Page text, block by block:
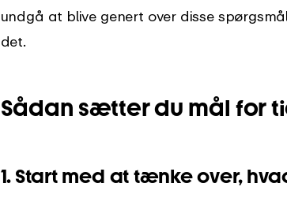
undgå at blive genert over disse
det.
Sådan sætter du mål for
1. Start med at tænke over,